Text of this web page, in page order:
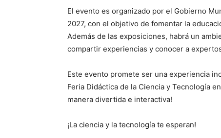
El evento es organizado por el Gobierno
2027, con el objetivo de fomentar la
Además de las exposiciones, habrá un
compartir experiencias y conocer a
Este evento promete ser una experiencia
Feria Didáctica de la Ciencia y Tecnología
manera divertida e interactiva!
¡La ciencia y la tecnología te esperan!